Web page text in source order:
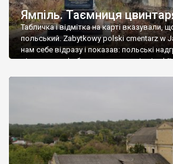
Ямпіль. Таємниця
Табличка і відмітка на карті вказували,
польський. Zabytkowy polski cmentarz w
нам себе відразу і показав: польські
віднести до фабричних, польські